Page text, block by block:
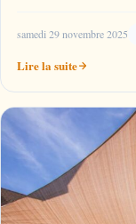
samedi 29 novembre 2025
Lire la suite